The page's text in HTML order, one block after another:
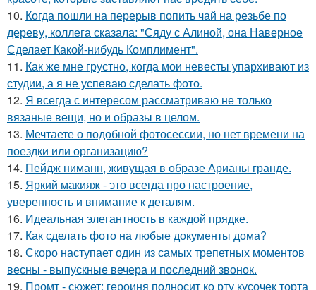
10. Когда пошли на перерыв попить чай на резьбе по
дереву, коллега сказала: "Сяду с Алиной, она Наверное
Сделает Какой-нибудь Комплимент".
11. Как же мне грустно, когда мои невесты упархивают из
студии, а я не успеваю сделать фото.
12. Я всегда с интересом рассматриваю не только
вязаные вещи, но и образы в целом.
13. Мечтаете о подобной фотосессии, но нет времени на
поездки или организацию?
14. Пейдж ниманн, живущая в образе Арианы гранде.
15. Яркий макияж - это всегда про настроение,
уверенность и внимание к деталям.
16. Идеальная элегантность в каждой прядке.
17. Как сделать фото на любые документы дома?
18. Скоро наступает один из самых трепетных моментов
весны - выпускные вечера и последний звонок.
19. Промт - сюжет: героиня подносит ко рту кусочек торта